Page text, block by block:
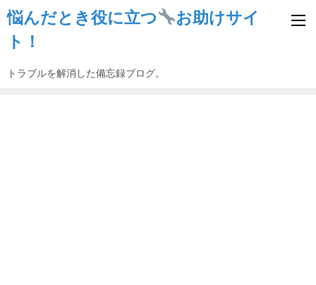
悩んだとき役に立つ
お助けサイ
ト！
トラブルを解消した備忘録ブログ。